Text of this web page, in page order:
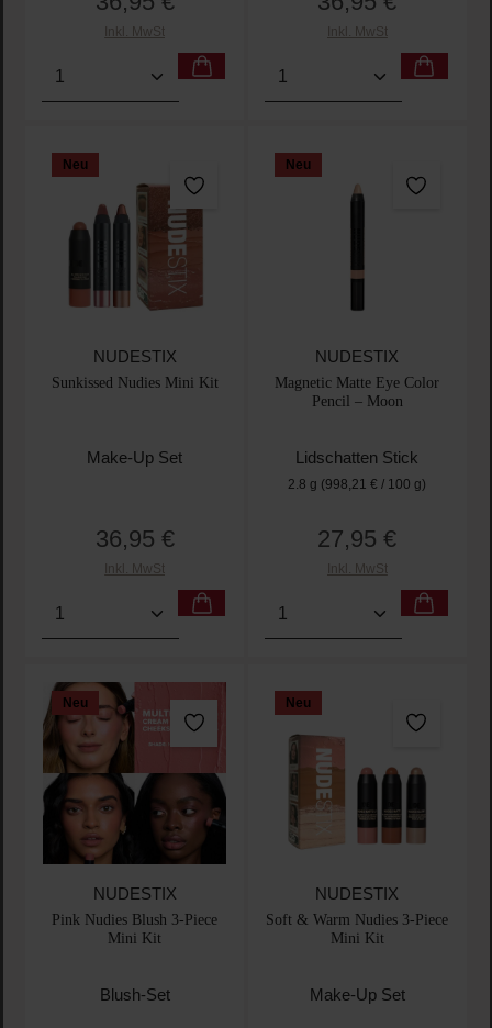
Inkl. MwSt
Produkt Anzahl: Gib den gewünschten Wert ein
Inkl. MwSt
Produkt Anzahl: Gib
Neu
NUDESTIX
Sunkissed Nudies Mini Kit
Make-Up Set
Regulärer Preis:
36,95 €
Inkl. MwSt
Produkt Anzahl: Gib den gewünschten Wert ein
Neu
NUDESTIX
Magnetic Matte Eye Color
Pencil – Moon
Lidschatten Stick
2.8 g (998,21 € / 100 g)
Regulärer Preis:
27,95 €
Inkl. MwSt
Produkt Anzahl: Gib
Neu
NUDESTIX
Pink Nudies Blush 3-Piece
Mini Kit
Blush-Set
Neu
NUDESTIX
Soft & Warm Nudies 3-Piece
Mini Kit
Make-Up Set